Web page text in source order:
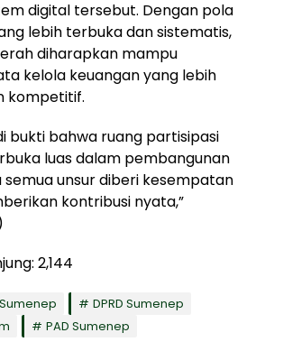
digital tersebut. Dengan pola
lebih terbuka dan sistematis,
diharapkan mampu
kelola keuangan yang lebih
kompetitif.
bukti bahwa ruang partisipasi
luas dalam pembangunan
unsur diberi kesempatan
kontribusi nyata,”
2,144
DPRD Sumenep
PAD Sumenep